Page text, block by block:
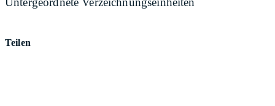
Teilen